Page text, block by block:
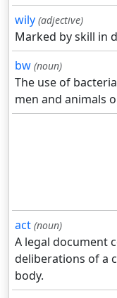
wily (adjective)
Marked by skill in
bw (noun)
The use of
men and animals
act (noun)
A legal document
deliberations of a
body.